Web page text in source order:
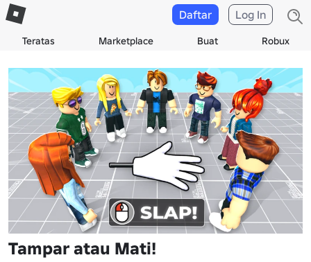
Teratas Marketplace Buat Robux
Daftar Log In
Tampar atau Mati!